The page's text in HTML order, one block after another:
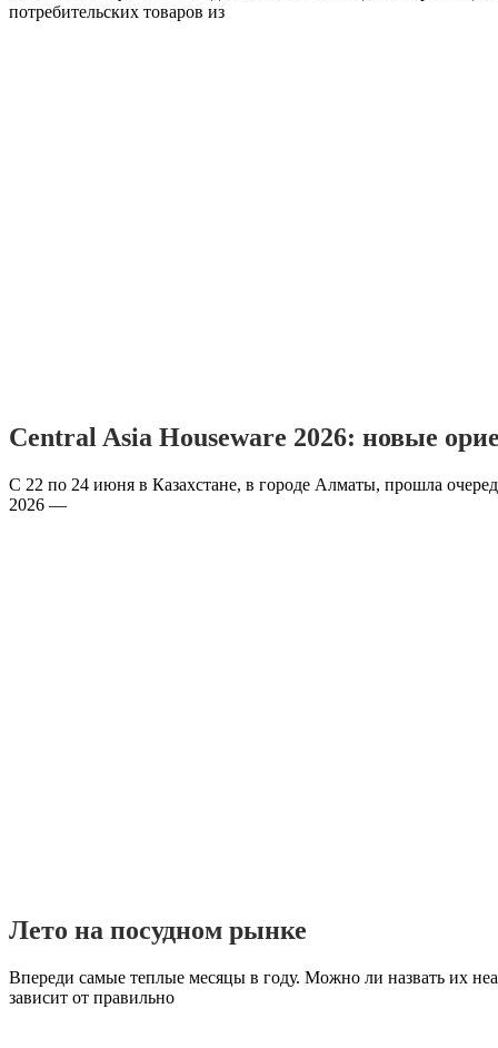
потребительских товаров из
Central Asia Houseware 2026: новые
С 22 по 24 июня в Казахстане, в городе Алматы, прошла
2026 —
Лето на посудном рынке
Впереди самые теплые месяцы в году. Можно ли назвать их
зависит от правильно